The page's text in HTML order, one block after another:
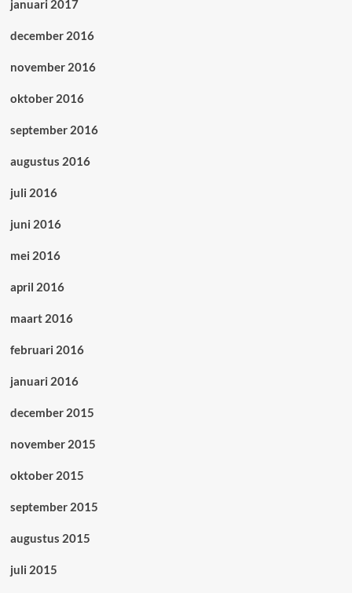
januari 2017
december 2016
november 2016
oktober 2016
september 2016
augustus 2016
juli 2016
juni 2016
mei 2016
april 2016
maart 2016
februari 2016
januari 2016
december 2015
november 2015
oktober 2015
september 2015
augustus 2015
juli 2015